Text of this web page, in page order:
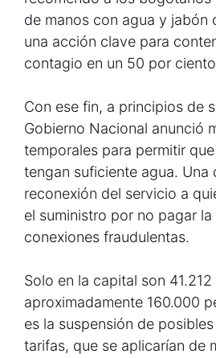
de manos con agua y jabón
una acción clave para
contagio en un 50 por
Con ese fin, a principios de
Gobierno Nacional anunció
temporales para permitir
tengan suficiente agua. Una
reconexión del servicio a
el suministro por no pagar
conexiones fraudulentas.
Solo en la capital son
aproximadamente 160.000
es la suspensión de
tarifas, que se aplicarían de